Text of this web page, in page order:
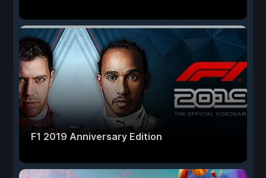
F1 2019 Anniversary Edition